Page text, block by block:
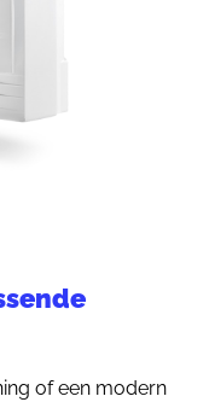
of een modern